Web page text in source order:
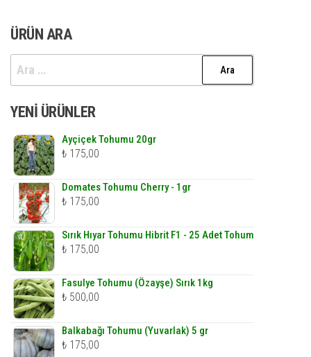
ÜRÜN ARA
Arama:
YENI ÜRÜNLER
Ayçiçek Tohumu 20gr
₺ 175,00
Domates Tohumu Cherry - 1gr
₺ 175,00
Sırık Hıyar Tohumu Hibrit F1 - 25 Adet Tohum
₺ 175,00
Fasulye Tohumu (Özayşe) Sırık 1kg
₺ 500,00
Balkabağı Tohumu (Yuvarlak) 5 gr
₺ 175,00